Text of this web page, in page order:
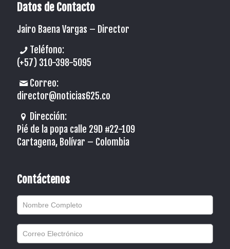
Datos de Contacto
Jairo Baena Vargas – Director
Teléfono:
(+57) 310-398-5095
Correo:
director@noticias625.co
Dirección:
Pié de la popa calle 29D #22-109
Cartagena, Bolívar – Colombia
Contáctenos